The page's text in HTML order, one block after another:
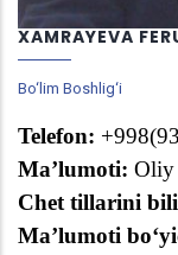
XAMRAYEVA
Bo‘lim Boshlig‘i
Telefon: +998(93
Ma’lumoti: Oliy
Chet tillarini
Ma’lumoti